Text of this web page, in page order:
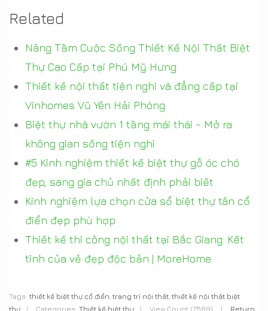
Related
Nâng Tầm Cuộc Sống Thiết Kế Nội Thất Biệt
Thự Cao Cấp tại Phú Mỹ Hưng
Thiết kế nội thất tiện nghi và đẳng cấp tại
Vinhomes Vũ Yên Hải Phòng
Biệt thự nhà vườn 1 tầng mái thái - Mở ra
không gian sống tiện nghi
#5 Kinh nghiệm thiết kế biệt thự gỗ óc chó
đẹp, sang gia chủ nhất định phải biết
Kinh nghiệm lựa chọn cửa sổ biệt thự tân cổ
điển đẹp phù hợp
Thiết kế thi công nội thất tại Bắc Giang: Kết
tinh của vẻ đẹp độc bản | MoreHome
Tags: thiết kế biệt thự cổ điển trang trí nội thất thiết kế nội thất biệt
thự
| Categories: Thiết kế biệt thự | View Count (7589) | Return